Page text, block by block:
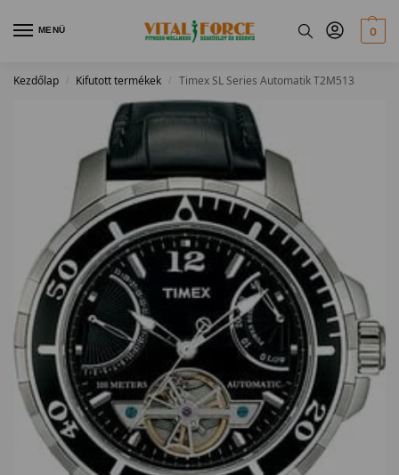
MENÜ 0
Kezdőlap / Kifutott termékek / Timex SL Series Automatik T2M513